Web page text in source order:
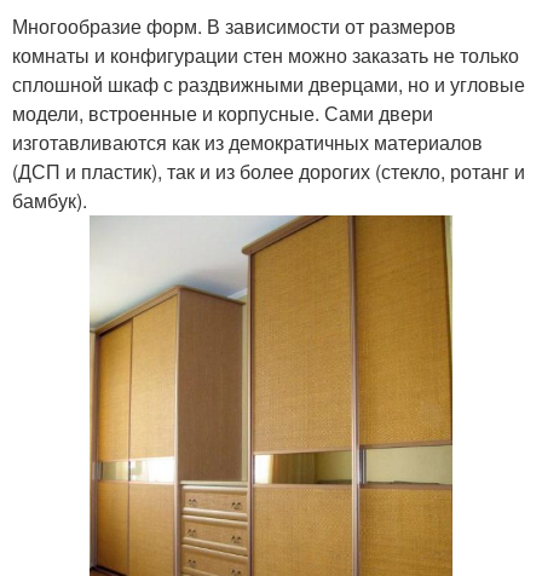
Многообразие форм. В зависимости от размеров
комнаты и конфигурации стен можно заказать не только
сплошной шкаф с раздвижными дверцами, но и угловые
модели, встроенные и корпусные. Сами двери
изготавливаются как из демократичных материалов
(ДСП и пластик), так и из более дорогих (стекло, ротанг и
бамбук).